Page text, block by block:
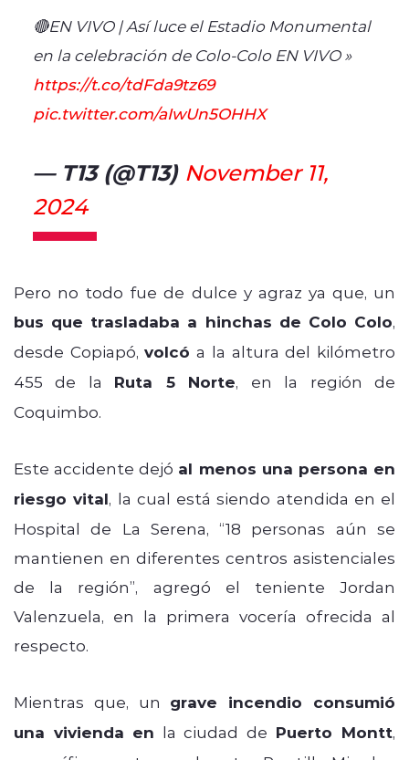
🔴EN VIVO | Así luce el Estadio Monumental
en la celebración de Colo-Colo EN VIVO »
https://t.co/tdFda9tz69
pic.twitter.com/aIwUn5OHHX
— T13 (@T13) November 11,
2024
Pero no todo fue de dulce y agraz ya que, un
bus que trasladaba a hinchas de Colo Colo,
desde Copiapó,volcó a la altura del kilómetro
455 de la Ruta 5 Norte, en la región de
Coquimbo.
Este accidente dejó al menos una persona en
riesgo vital, la cual está siendo atendida en el
Hospital de La Serena, “18 personas aún se
mantienen en diferentes centros asistenciales
de la región”, agregó el teniente Jordan
Valenzuela, en la primera vocería ofrecida al
respecto.
Mientras que, un grave incendio consumió
una vivienda en la ciudad de Puerto Montt,